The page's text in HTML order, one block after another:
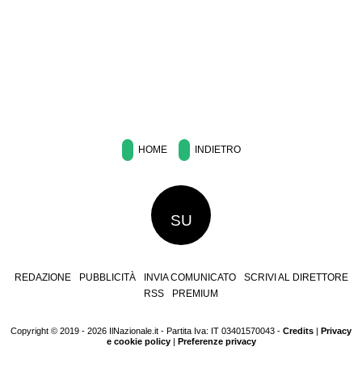
HOME INDIETRO
SU
REDAZIONE PUBBLICITÀ INVIA COMUNICATO
SCRIVI AL DIRETTORE
RSS
PREMIUM
Copyright © 2019 - 2026 IlNazionale.it - Partita Iva: IT 03401570043 - Credits
Privacy
e cookie policy| Preferenze privacy